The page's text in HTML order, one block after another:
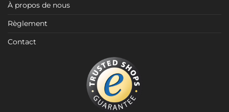
À propos de nous
Règlement
Contact